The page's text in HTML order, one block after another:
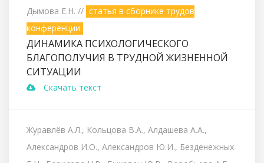
Дымова Е.Н. // статья в сборнике трудов
конференции
ДИНАМИКА ПСИХОЛОГИЧЕСКОГО
БЛАГОПОЛУЧИЯ В ТРУДНОЙ ЖИЗНЕННОЙ
СИТУАЦИИ
Скачать текст
Журавлёв А.Л., Кольцова В.А., Алдашева А.А.,
Александров И.О., Александров Ю.И., Безденежных